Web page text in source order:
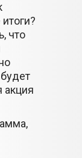
что
акция